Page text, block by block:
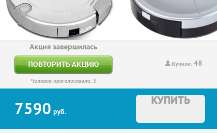
Купили:48
Акция завершилась
ПОВТОРИТЬ АКЦИЮ
Человек проголосовало: 3
7590 руб.
КУПИТЬ